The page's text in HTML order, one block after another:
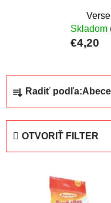
Skladom
€4,20
R
a
d
e
n
Radiť podľa:
OTVORIŤ FILTER